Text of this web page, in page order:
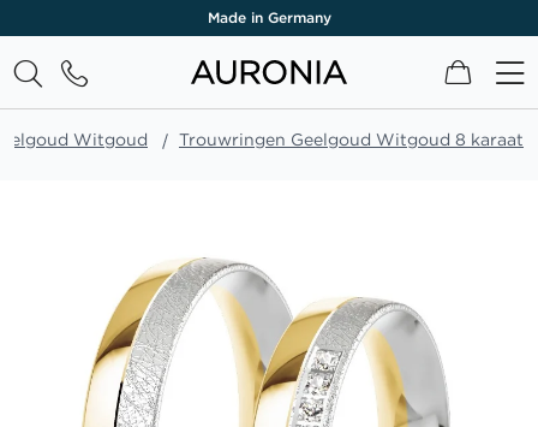
Made in Germany
Witgoud Trouwringen Geelgoud Witgoud 8 karaat
afbeeldingen-